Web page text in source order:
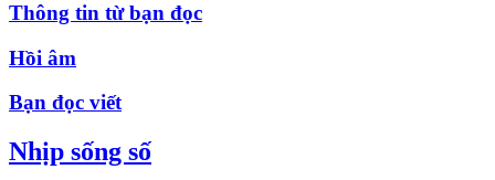
Thông tin từ bạn đọc
Hồi âm
Bạn đọc viết
Nhịp sống số